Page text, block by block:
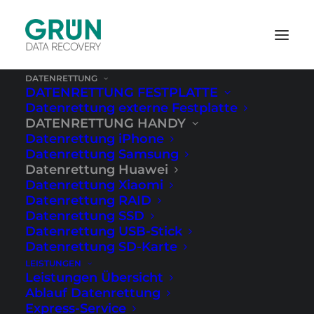
DATENRETTUNG
DATENRETTUNG FESTPLATTE
Datenrettung externe Festplatte
DATENRETTUNG HANDY
Datenrettung iPhone
Datenrettung Samsung
Datenrettung Huawei
Datenrettung Xiaomi
Datenrettung RAID
Datenrettung SSD
Datenrettung USB-Stick
Datenrettung SD-Karte
LEISTUNGEN
Leistungen Übersicht
Ablauf Datenrettung
Express-Service
Startseite›Datenrettung Handy›Huawei